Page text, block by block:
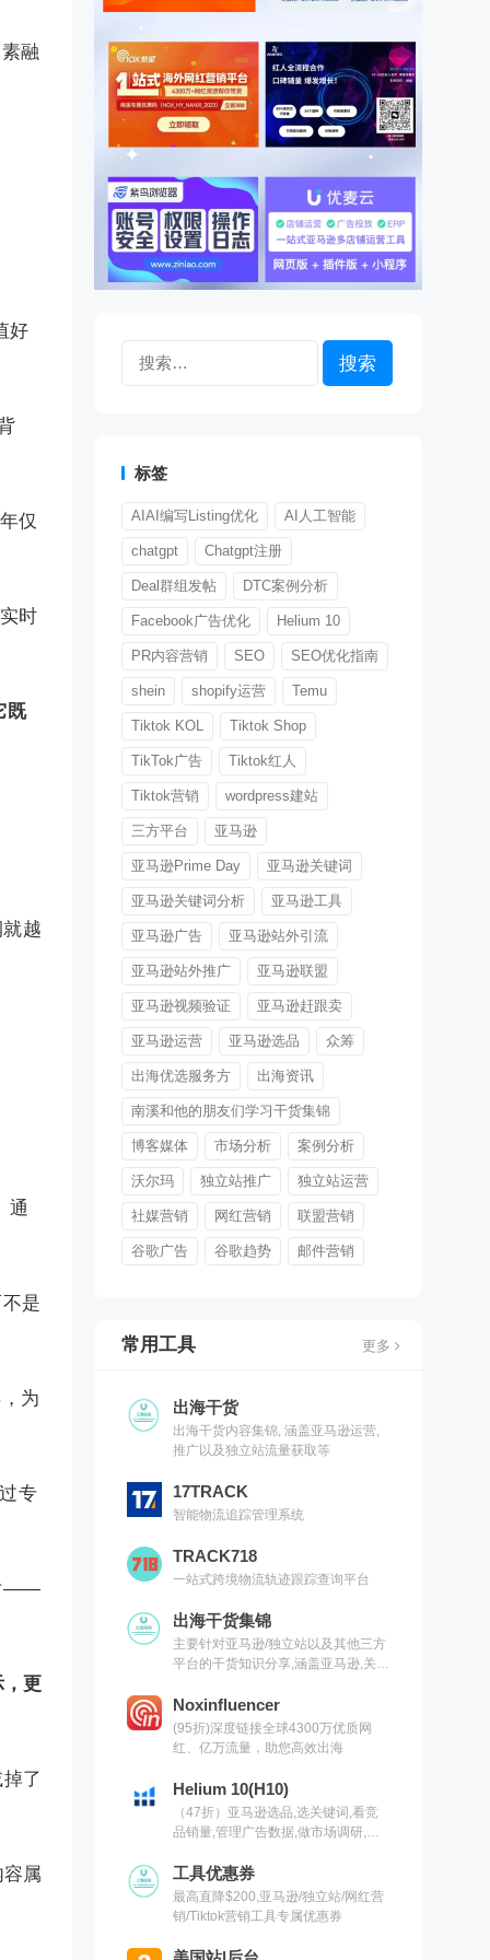
融
好
仅
时
既
越
通
是
为
专
——
更
了
属
标签
AIAI编写Listing优化 AI人工智能
chatgpt Chatgpt注册
Deal群组发帖 DTC案例分析
Facebook广告优化 Helium 10
PR内容营销 SEO SEO优化指南
shein shopify运营 Temu
Tiktok KOL Tiktok Shop
TikTok广告 Tiktok红人
Tiktok营销 wordpress建站
三方平台 亚马逊
亚马逊Prime Day 亚马逊关键词
亚马逊关键词分析 亚马逊工具
亚马逊广告 亚马逊站外引流
亚马逊站外推广 亚马逊联盟
亚马逊视频验证 亚马逊赶跟卖
亚马逊运营 亚马逊选品 众筹
出海优选服务方 出海资讯
南溪和他的朋友们学习干货集锦
博客媒体 市场分析 案例分析
沃尔玛 独立站推广 独立站运营
社媒营销 网红营销 联盟营销
谷歌广告 谷歌趋势 邮件营销
常用工具 更多
出海干货
出海干货内容集锦, 涵盖亚马逊运营,
推广以及独立站流量获取等
17TRACK
智能物流追踪管理系统
TRACK718
一站式跨境物流轨迹跟踪查询平台
出海干货集锦
主要针对亚马逊/独立站以及其他三方
平台的干货知识分享,涵盖亚马逊,关键
具以及出海干货集锦,欢迎关注
Noxinfluencer
(95折)深度链接全球4300万优质网
红、亿万流量，助您高效出海
Helium 10(H10)
（47折）亚马逊选品,选关键词,看竞
品销量,管理广告数据,做市场调研,有
工具优惠券
最高直降$200,亚马逊/独立站/网红营
销/Tiktok营销工具专属优惠券